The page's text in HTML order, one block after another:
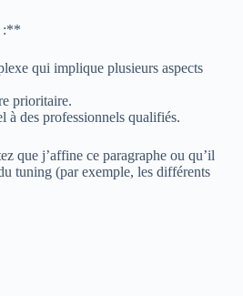
:**
qui implique plusieurs aspects
prioritaire.
à des professionnels qualifiés.
que j’affine ce paragraphe ou qu’il
tuning (par exemple, les différents